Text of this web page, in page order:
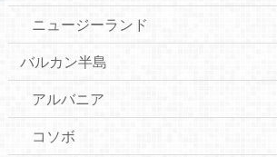
ニュージーランド
バルカン半島
アルバニア
コソボ